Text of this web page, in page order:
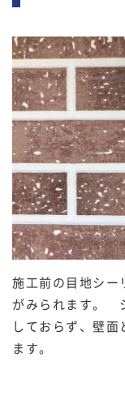
施工前の目地シー
がみられます。
しておらず、壁面
ます。